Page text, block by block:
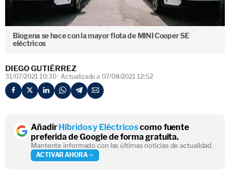
Biogena se hace con la mayor flota de MINI Cooper SE
eléctricos
DIEGO GUTIÉRREZ
31/07/2021 10:30 Actualizado a 07/08/2021 12:52
AñadirHíbridos y Eléctricoscomo fuente
preferida de Google de forma gratuita.
Mantente informado con las últimas noticias de actualidad.
ACTIVAR AHORA